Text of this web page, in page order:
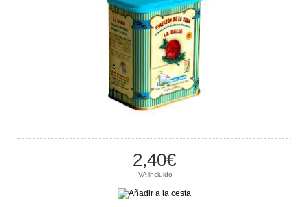
2,40€
IVA incluido